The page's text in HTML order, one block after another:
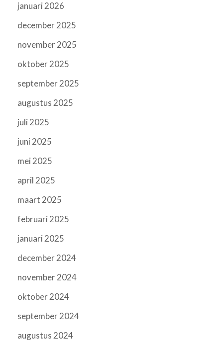
januari 2026
december 2025
november 2025
oktober 2025
september 2025
augustus 2025
juli 2025
juni 2025
mei 2025
april 2025
maart 2025
februari 2025
januari 2025
december 2024
november 2024
oktober 2024
september 2024
augustus 2024